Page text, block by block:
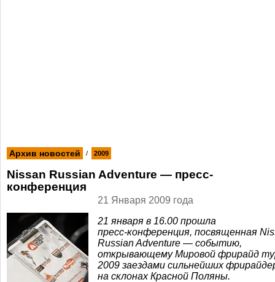
Архив новостей / 2009
Nissan Russian Adventure — пресс-
конференция
21 Января 2009 года
21 января в 16.00 прошла
пресс-конференция, посвященная
Russian Adventure — событию,
открывающему Мировой фрирайд
2009 заездами сильнейших
на склонах Красной Поляны.